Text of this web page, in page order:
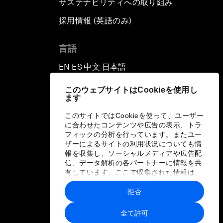
このウェブサイトはCookieを使用し
ます
このサイトではCookieを使って、ユーザー
に合わせたコンテンツや広告の表示、トラ
フィックの分析を行っています。またユー
ザーによるサイトの利用状況についても情
報を収集し、ソーシャルメディアや広告配
信、データ解析の各パートナーに情報を共
有しています。ここで収集された情報は、
ユーザーが各パートナーに提供した他の情
報や各パートナーのサービスを使用した際
に収集された情報と組み合わされ、各パー
トナーによって使用されることがありま
す。
全て許可
拒否
サステナビリティへの取り組み
採用情報 (英語のみ)
言語
EN ▪ ES▪中文▪ 日本語